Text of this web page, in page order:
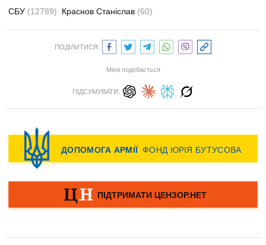
СБУ (12789) Краснов Станіслав (60)
ПОДІЛИТИСЯ:
Мені подобається
ПІДСУМУВАТИ: